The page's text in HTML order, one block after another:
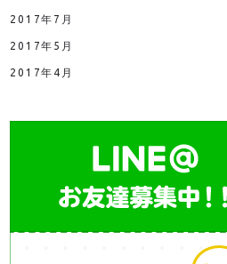
2017年7月
2017年5月
2017年4月